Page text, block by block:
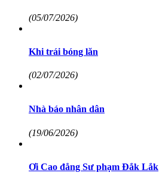
(05/07/2026)
Khi trái bóng lăn
(02/07/2026)
Nhà báo nhân dân
(19/06/2026)
Ơi Cao đẳng Sư phạm Đắk Lắk